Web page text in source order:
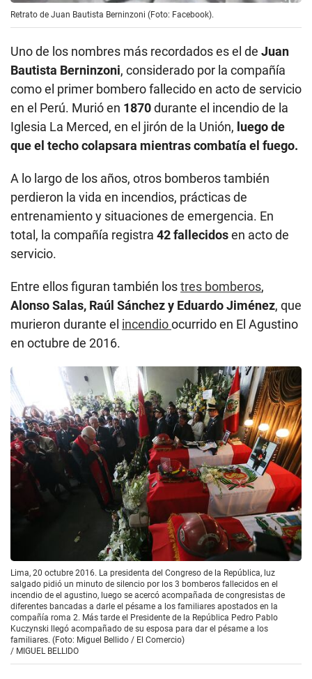
Retrato de Juan Bautista Berninzoni (Foto: Facebook).
Uno de los nombres más recordados es el de Juan
Bautista Berninzoni, considerado por la compañía
como el primer bombero fallecido en acto de servicio
en el Perú. Murió en 1870durante el incendio de la
Iglesia La Merced, en el jirón de la Unión, luego de
que el techo colapsara mientras combatía el fuego.
A lo largo de los años, otros bomberos también
perdieron la vida en incendios, prácticas de
entrenamiento y situaciones de emergencia. En
total, la compañía registra 42 fallecidosen acto de
servicio.
Entre ellos figuran también lostres bomberos,
Alonso Salas, Raúl Sánchez y Eduardo Jiménez, que
murieron durante el incendioocurrido en El Agustino
en octubre de 2016.
Lima, 20 octubre 2016. La presidenta del Congreso de la República, luz
salgado pidió un minuto de silencio por los 3 bomberos fallecidos en el
incendio de el agustino, luego se acercó acompañada de congresistas de
diferentes bancadas a darle el pésame a los familiares apostados en la
compañía roma 2. Más tarde el Presidente de la República Pedro Pablo
Kuczynski llegó acompañado de su esposa para dar el pésame a los
familiares. (Foto: Miguel Bellido / El Comercio)
/ MIGUEL BELLIDO